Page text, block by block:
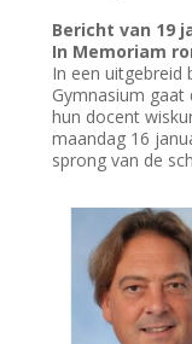
Bericht van 19
In Memoriam
In een uitgebreid
Gymnasium
hun docent
maandag 16
sprong van de